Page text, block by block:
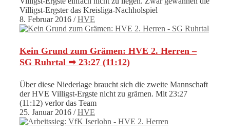
Villigst-Ergster das Kreisliga-Nachholspiel
8. Februar 2016 /HVE
Kein Grund zum Grämen: HVE 2. Herren –
SG Ruhrtal ➟ 23:27 (11:12)
Über diese Niederlage braucht sich die zweite Mannschaft
der HVE Villigst-Ergste nicht zu grämen. Mit 23:27
(11:12) verlor das Team
25. Januar 2016 /HVE